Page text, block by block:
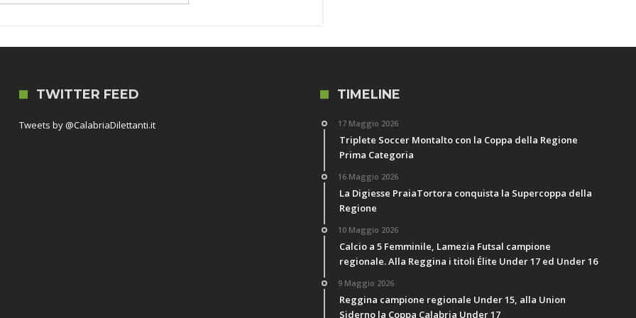
TWITTER FEED
Tweets by @CalabriaDilettanti.it
TIMELINE
17 Maggio 2026
Triplete Soccer Montalto con la Coppa della Regione
Prima Categoria
16 Maggio 2026
La Digiesse PraiaTortora conquista la Supercoppa della
Regione
10 Maggio 2026
Calcio a 5 Femminile, Lamezia Futsal campione
regionale. Alla Reggina i titoli Élite Under 17 ed Under 16
9 Maggio 2026
Reggina campione regionale Under 15, alla Union
Siderno la Coppa Calabria Under 17